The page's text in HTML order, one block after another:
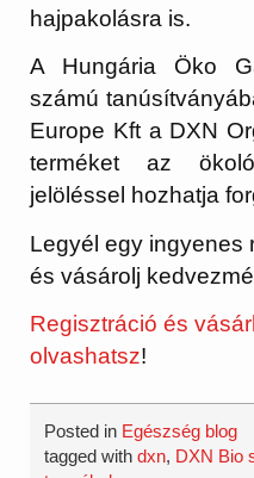
hajpakolásra is.
A Hungária Öko
számú
Europe Kft a DXN
terméket az
jelöléssel hozhatja
Legyél egy ingyenes
és vásárolj
Regisztráció és
olvashatsz!
Posted in Egészség blog
tagged withdxn, DXN Bio